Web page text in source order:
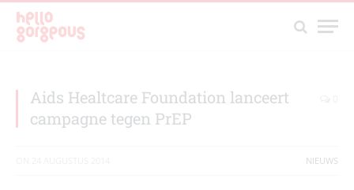
Aids Healtcare Foundation lanceert
campagne tegen PrEP
NIEUWS